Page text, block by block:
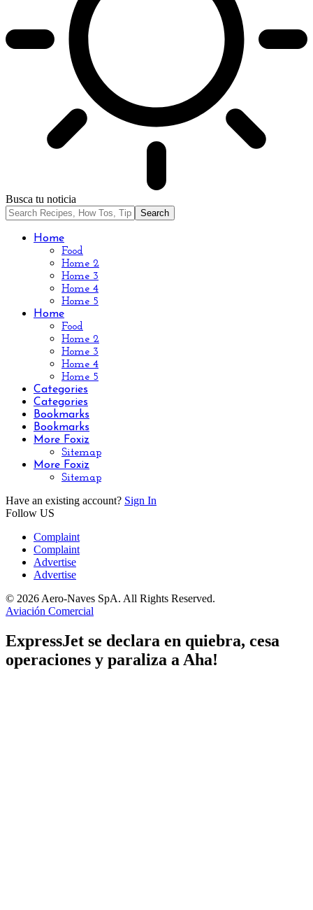
Busca tu noticia
Home
Food
Home 2
Home 3
Home 4
Home 5
Home
Food
Home 2
Home 3
Home 4
Home 5
Categories
Categories
Bookmarks
Bookmarks
More Foxiz
Sitemap
More Foxiz
Sitemap
Have an existing account? Sign In
Follow US
Complaint
Complaint
Advertise
Advertise
© 2026 Aero-Naves SpA. All Rights Reserved.
Aviación Comercial
ExpressJet se declara en quiebra, cesa
operaciones y paraliza a Aha!